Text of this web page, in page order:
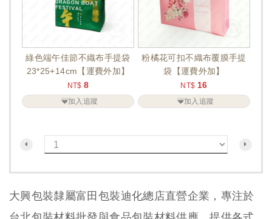
綠色端午佳節不織布手提袋
23*25+14cm【運費外加】
NT$ 8
加入追蹤
粉橘花可扣不織布覆膜手提
袋【運費外加】
NT$ 16
加入追蹤
大興包裝隸屬富田包裝迪化總店直營企業，專注於